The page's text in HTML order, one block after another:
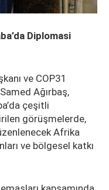
Diplomasi
ve COP31
Ağırbaş,
çeşitli
görüşmelerde,
Afrika
ve bölgesel katkı